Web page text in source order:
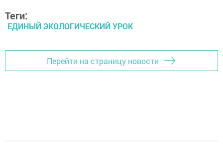
Теги:
ЕДИНЫЙ ЭКОЛОГИЧЕСКИЙ УРОК
Перейти на страницу новости